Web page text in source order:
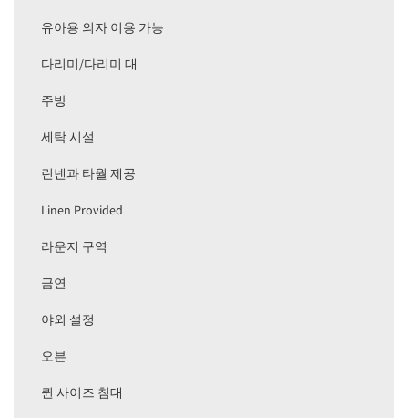
유아용 의자 이용 가능
다리미/다리미 대
주방
세탁 시설
린넨과 타월 제공
Linen Provided
라운지 구역
금연
야외 설정
오븐
퀸 사이즈 침대